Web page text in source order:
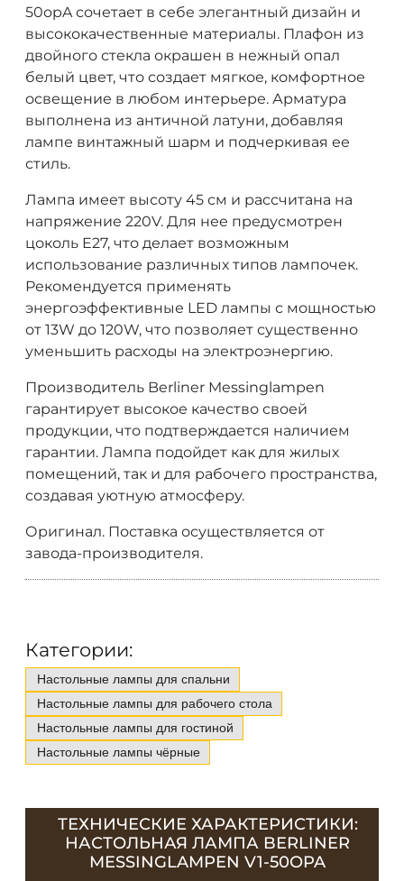
50opA сочетает в себе элегантный дизайн и
высококачественные материалы. Плафон из
двойного стекла окрашен в нежный опал
белый цвет, что создает мягкое, комфортное
освещение в любом интерьере. Арматура
выполнена из античной латуни, добавляя
лампе винтажный шарм и подчеркивая ее
стиль.
Лампа имеет высоту 45 см и рассчитана на
напряжение 220V. Для нее предусмотрен
цоколь E27, что делает возможным
использование различных типов лампочек.
Рекомендуется применять
энергоэффективные LED лампы с мощностью
от 13W до 120W, что позволяет существенно
уменьшить расходы на электроэнергию.
Производитель Berliner Messinglampen
гарантирует высокое качество своей
продукции, что подтверждается наличием
гарантии. Лампа подойдет как для жилых
помещений, так и для рабочего пространства,
создавая уютную атмосферу.
Оригинал. Поставка осуществляется от
завода-производителя.
Категории:
Настольные лампы для спальни
Настольные лампы для рабочего стола
Настольные лампы для гостиной
Настольные лампы чёрные
ТЕХНИЧЕСКИЕ ХАРАКТЕРИСТИКИ:
НАСТОЛЬНАЯ ЛАМПА BERLINER
MESSINGLAMPEN V1-50OPA